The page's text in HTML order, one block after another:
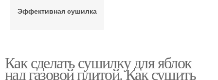
Эффективная сушилка
Как сделать сушилку для яблок
над газовой плитой. Как сушить